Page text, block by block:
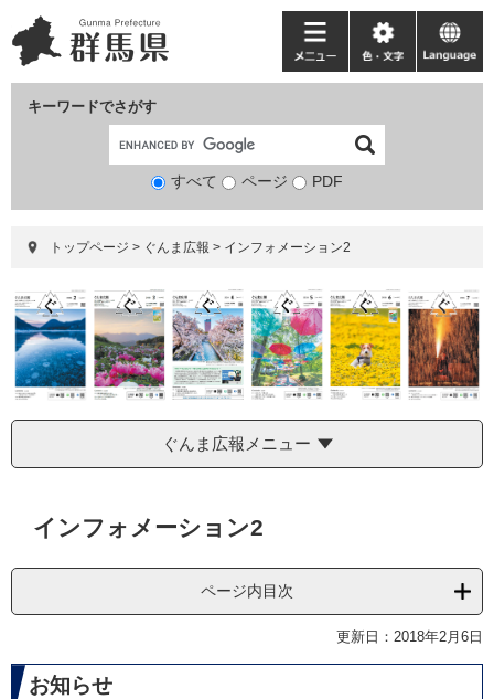
ー
ジ
ニ
ュ
て
キーワードでさがす
検
象
すべて ページ PDF
メ
ニ
ー
色・
文
language
トップページ > ぐんま広報 > インフォメーション2
ぐんま広報メニュー
インフォメーション2
ページ内目次
更新日：2018年2月6日
お知らせ